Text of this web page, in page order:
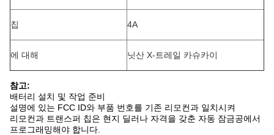
칩 4A
에 대해 닛산 X-트레일 카슈카이
참고:
배터리 설치 및 작업 준비
설명에 있는 FCC ID와 부품 번호를 기존 리모컨과 일치시켜
리모컨과 트랜스퍼 칩은 현지 딜러나 자격을 갖춘 자동 잠금공에서
프로그래밍해야 합니다.